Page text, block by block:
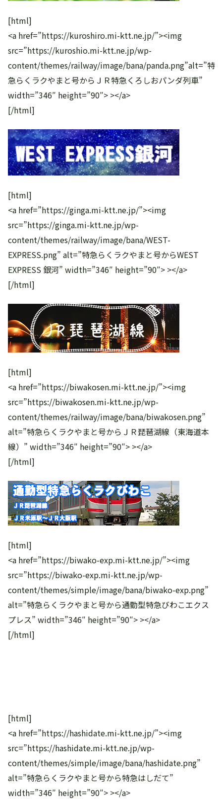
[html]
<a href=”https://kuroshiro.mi-ktt.ne.jp/”><img
src=”https://kuroshio.mi-ktt.ne.jp/wp-
content/themes/railway/image/bana/panda.png”alt=”特
急らくラクやまと号からＪＲ特急くろしおパンダ列車”
width=”346″ height=”90″> ></a>
[/html]
[html]
<a href=”https://ginga.mi-ktt.ne.jp/”><img
src=”https://ginga.mi-ktt.ne.jp/wp-
content/themes/railway/image/bana/WEST-
EXPRESS.png” alt=”特急らくラクやまと号からWEST
EXPRESS 銀河” width=”346″ height=”90″> ></a>
[/html]
[html]
<a href=”https://biwakosen.mi-ktt.ne.jp/”><img
src=”https://biwakosen.mi-ktt.ne.jp/wp-
content/themes/railway/image/bana/biwakosen.png”
alt=”特急らくラクやまと号からＪＲ琵琶湖線（東海道本
線）” width=”346″ height=”90″> ></a>
[/html]
[html]
<a href=”https://biwako-exp.mi-ktt.ne.jp/”><img
src=”https://biwako-exp.mi-ktt.ne.jp/wp-
content/themes/simple/image/bana/biwako-exp.png”
alt=”特急らくラクやまと号から通勤型特急びわこエクス
プレス” width=”346″ height=”90″> ></a>
[/html]
[html]
<a href=”https://hashidate.mi-ktt.ne.jp/”><img
src=”https://hashidate.mi-ktt.ne.jp/wp-
content/themes/simple/image/bana/hashidate.png”
alt=”特急らくラクやまと号から特急はしだて”
width=”346″ height=”90″> ></a>